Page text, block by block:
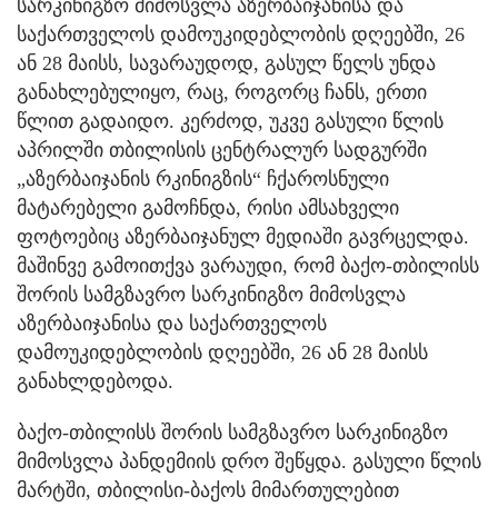
სარკინიგზო მიმოსვლა აზერბაიჯანისა და
საქართველოს დამოუკიდებლობის დღეებში, 26
ან 28 მაისს, სავარაუდოდ, გასულ წელს უნდა
განახლებულიყო, რაც, როგორც ჩანს, ერთი
წლით გადაიდო. კერძოდ, უკვე გასული წლის
აპრილში თბილისის ცენტრალურ სადგურში
„აზერბაიჯანის რკინიგზის“ ჩქაროსნული
მატარებელი გამოჩნდა, რისი ამსახველი
ფოტოებიც აზერბაიჯანულ მედიაში გავრცელდა.
მაშინვე გამოითქვა ვარაუდი, რომ ბაქო-თბილისს
შორის სამგზავრო სარკინიგზო მიმოსვლა
აზერბაიჯანისა და საქართველოს
დამოუკიდებლობის დღეებში, 26 ან 28 მაისს
განახლდებოდა.
ბაქო-თბილისს შორის სამგზავრო სარკინიგზო
მიმოსვლა პანდემიის დრო შეწყდა. გასული წლის
მარტში, თბილისი-ბაქოს მიმართულებით